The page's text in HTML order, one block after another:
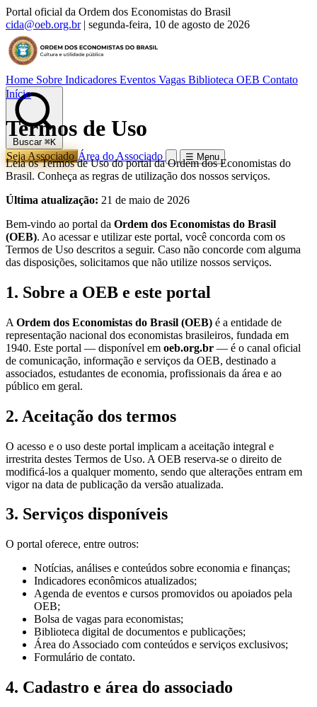
Portal oficial da Ordem dos Economistas do Brasil
cida@oeb.org.br | segunda-feira, 10 de agosto de 2026
Home Sobre Indicadores Eventos Vagas Biblioteca OEB Contato
Buscar ⌘K
Seja AssociadoÁrea do Associado ☰ Menu
Início
Termos de Uso
Leia os Termos de Uso do portal da Ordem dos Economistas do
Brasil. Conheça as regras de utilização dos nossos serviços.
Última atualização: 21 de maio de 2026
Bem-vindo ao portal da Ordem dos Economistas do Brasil
(OEB). Ao acessar e utilizar este portal, você concorda com os
Termos de Uso descritos a seguir. Caso não concorde com alguma
das disposições, solicitamos que não utilize nossos serviços.
1. Sobre a OEB e este portal
A Ordem dos Economistas do Brasil (OEB) é a entidade de
representação nacional dos economistas brasileiros, fundada em
1940. Este portal — disponível em oeb.org.br — é o canal oficial
de comunicação, informação e serviços da OEB, destinado a
associados, estudantes de economia, profissionais da área e ao
público em geral.
2. Aceitação dos termos
O acesso e o uso deste portal implicam a aceitação integral e
irrestrita destes Termos de Uso. A OEB reserva-se o direito de
modificá-los a qualquer momento, sendo que alterações entram em
vigor na data de publicação da versão atualizada.
3. Serviços disponíveis
O portal oferece, entre outros:
Notícias, análises e conteúdos sobre economia e finanças;
Indicadores econômicos atualizados;
Agenda de eventos e cursos promovidos ou apoiados pela
OEB;
Bolsa de vagas para economistas;
Biblioteca digital de documentos e publicações;
Área do Associado com conteúdos e serviços exclusivos;
Formulário de contato.
4. Cadastro e área do associado